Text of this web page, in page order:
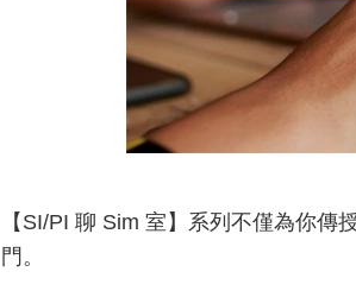
【SI/PI 聊 Sim 室】系列不僅為你
門。